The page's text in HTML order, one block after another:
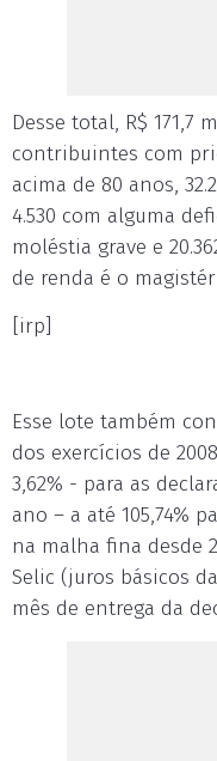
Desse total, R$ 171,7
contribuintes com
acima de 80 anos,
4.530 com alguma
moléstia grave e
de renda é o
[irp]
Esse lote também
dos exercícios de
3,62% - para as
ano – a até 105,74%
na malha fina desde
Selic (juros básicos
mês de entrega da